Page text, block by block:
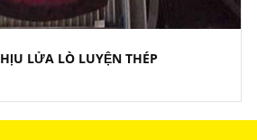
LỬA LÒ LUYỆN THÉP